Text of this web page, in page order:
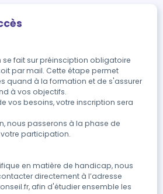
fait sur préinsciption obligatoire
par mail. Cette étape permet
quand à la formation et de s'assurer
à vos objectifs.
vos besoins, votre inscription sera
nous passerons à la phase de
participation.
en matière de handicap, nous
directement à l’adresse
afin d'étudier ensemble les